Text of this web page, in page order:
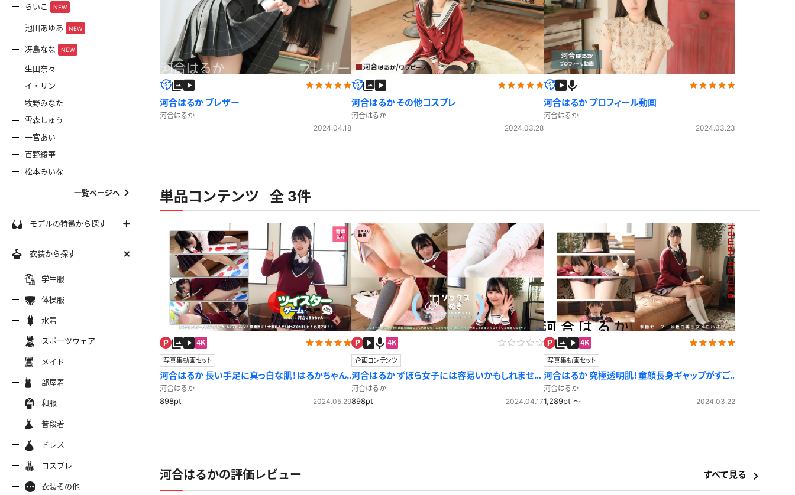
ラー夏服 セーラー冬服
制服カーディガン
ジャージ
ベスト 制服ポロシャツ 制服吊りスカート
ワンピース
服
ミズ
リーダー
タード
リー
ミソール
デニムスカート ワンピース
らいこ NEW
池田あゆあ NEW
冴島なな NEW
生田奈々
イ・リン
牧野みなた
雪森しゅう
一宮あい
百野綾華
松本みいな
一覧ページへ
モデルの特徴から探す
スレンダー
ムチムチ
ミニマム
色白
美脚
美尻
ちっぱい
衣装から探す
学生服
学生服 セーラー夏服 セーラー中間服 セーラー冬服
セーラー服 セーラーブレザー ブレザー 制服カーディガン
制服シャツ 制服ジャージ 制服セーター 制服ニットベスト
制服パーカー 制服ベスト 制服ポロシャツ 制服吊りスカート
制服ジャンパースカート 制服ワンピース 制服コスプレ
制服Tシャツ
体操服
ブルマ 体操服 短パン
水着 水着 スクミズ 競泳水着 ビキニ
マイクロビキニ
スポーツウェア スポーツウェア チアリーダー マーチングバンド
陸上 レオタード スパッツ ジャージ
メイド
メイド ガーリー ふりふり衣装
部屋着
部屋着 キャミソール Tシャツ
和服
普段着
ドレス
コスプレ
衣装その他
ナース
河合はるか ブレザー
河合はるか
2024.04.18
河合はるか その他コスプレ
河合はるか
2024.03.28
河合はるか プロフィール動画
河合はるか
2024.03.23
単品コンテンツ 全 3件
写真集動画セット
河合はるか 長い手足に真っ白な肌！はるかちゃん
とツイスターゲーム！
河合はるか
898pt 2024.05.29
企画コンテンツ
河合はるか ずぼら女子には容易いかもしれませ
ん！ソックス脱ぎ編
河合はるか
898pt 2024.04.17
写真集動画セット
河合はるか 究極透明肌！童顔長身ギャップがすご
い！制服セーター
河合はるか
1,289pt ～ 2024.03.22
河合はるかの評価レビュー すべて見る